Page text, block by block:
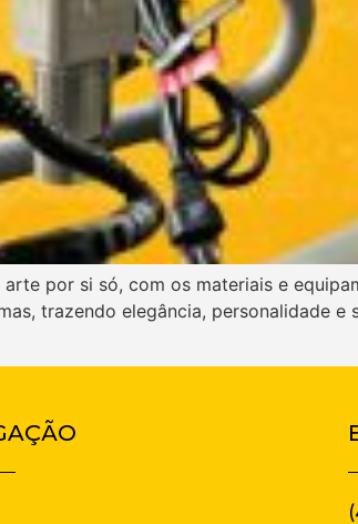
por si só, com os materiais e
trazendo elegância, personalidade